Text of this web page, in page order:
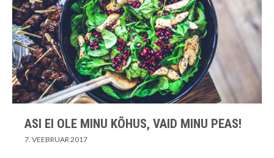
ASI EI OLE MINU KÕHUS, VAID MINU PEAS!
7. VEEBRUAR 2017